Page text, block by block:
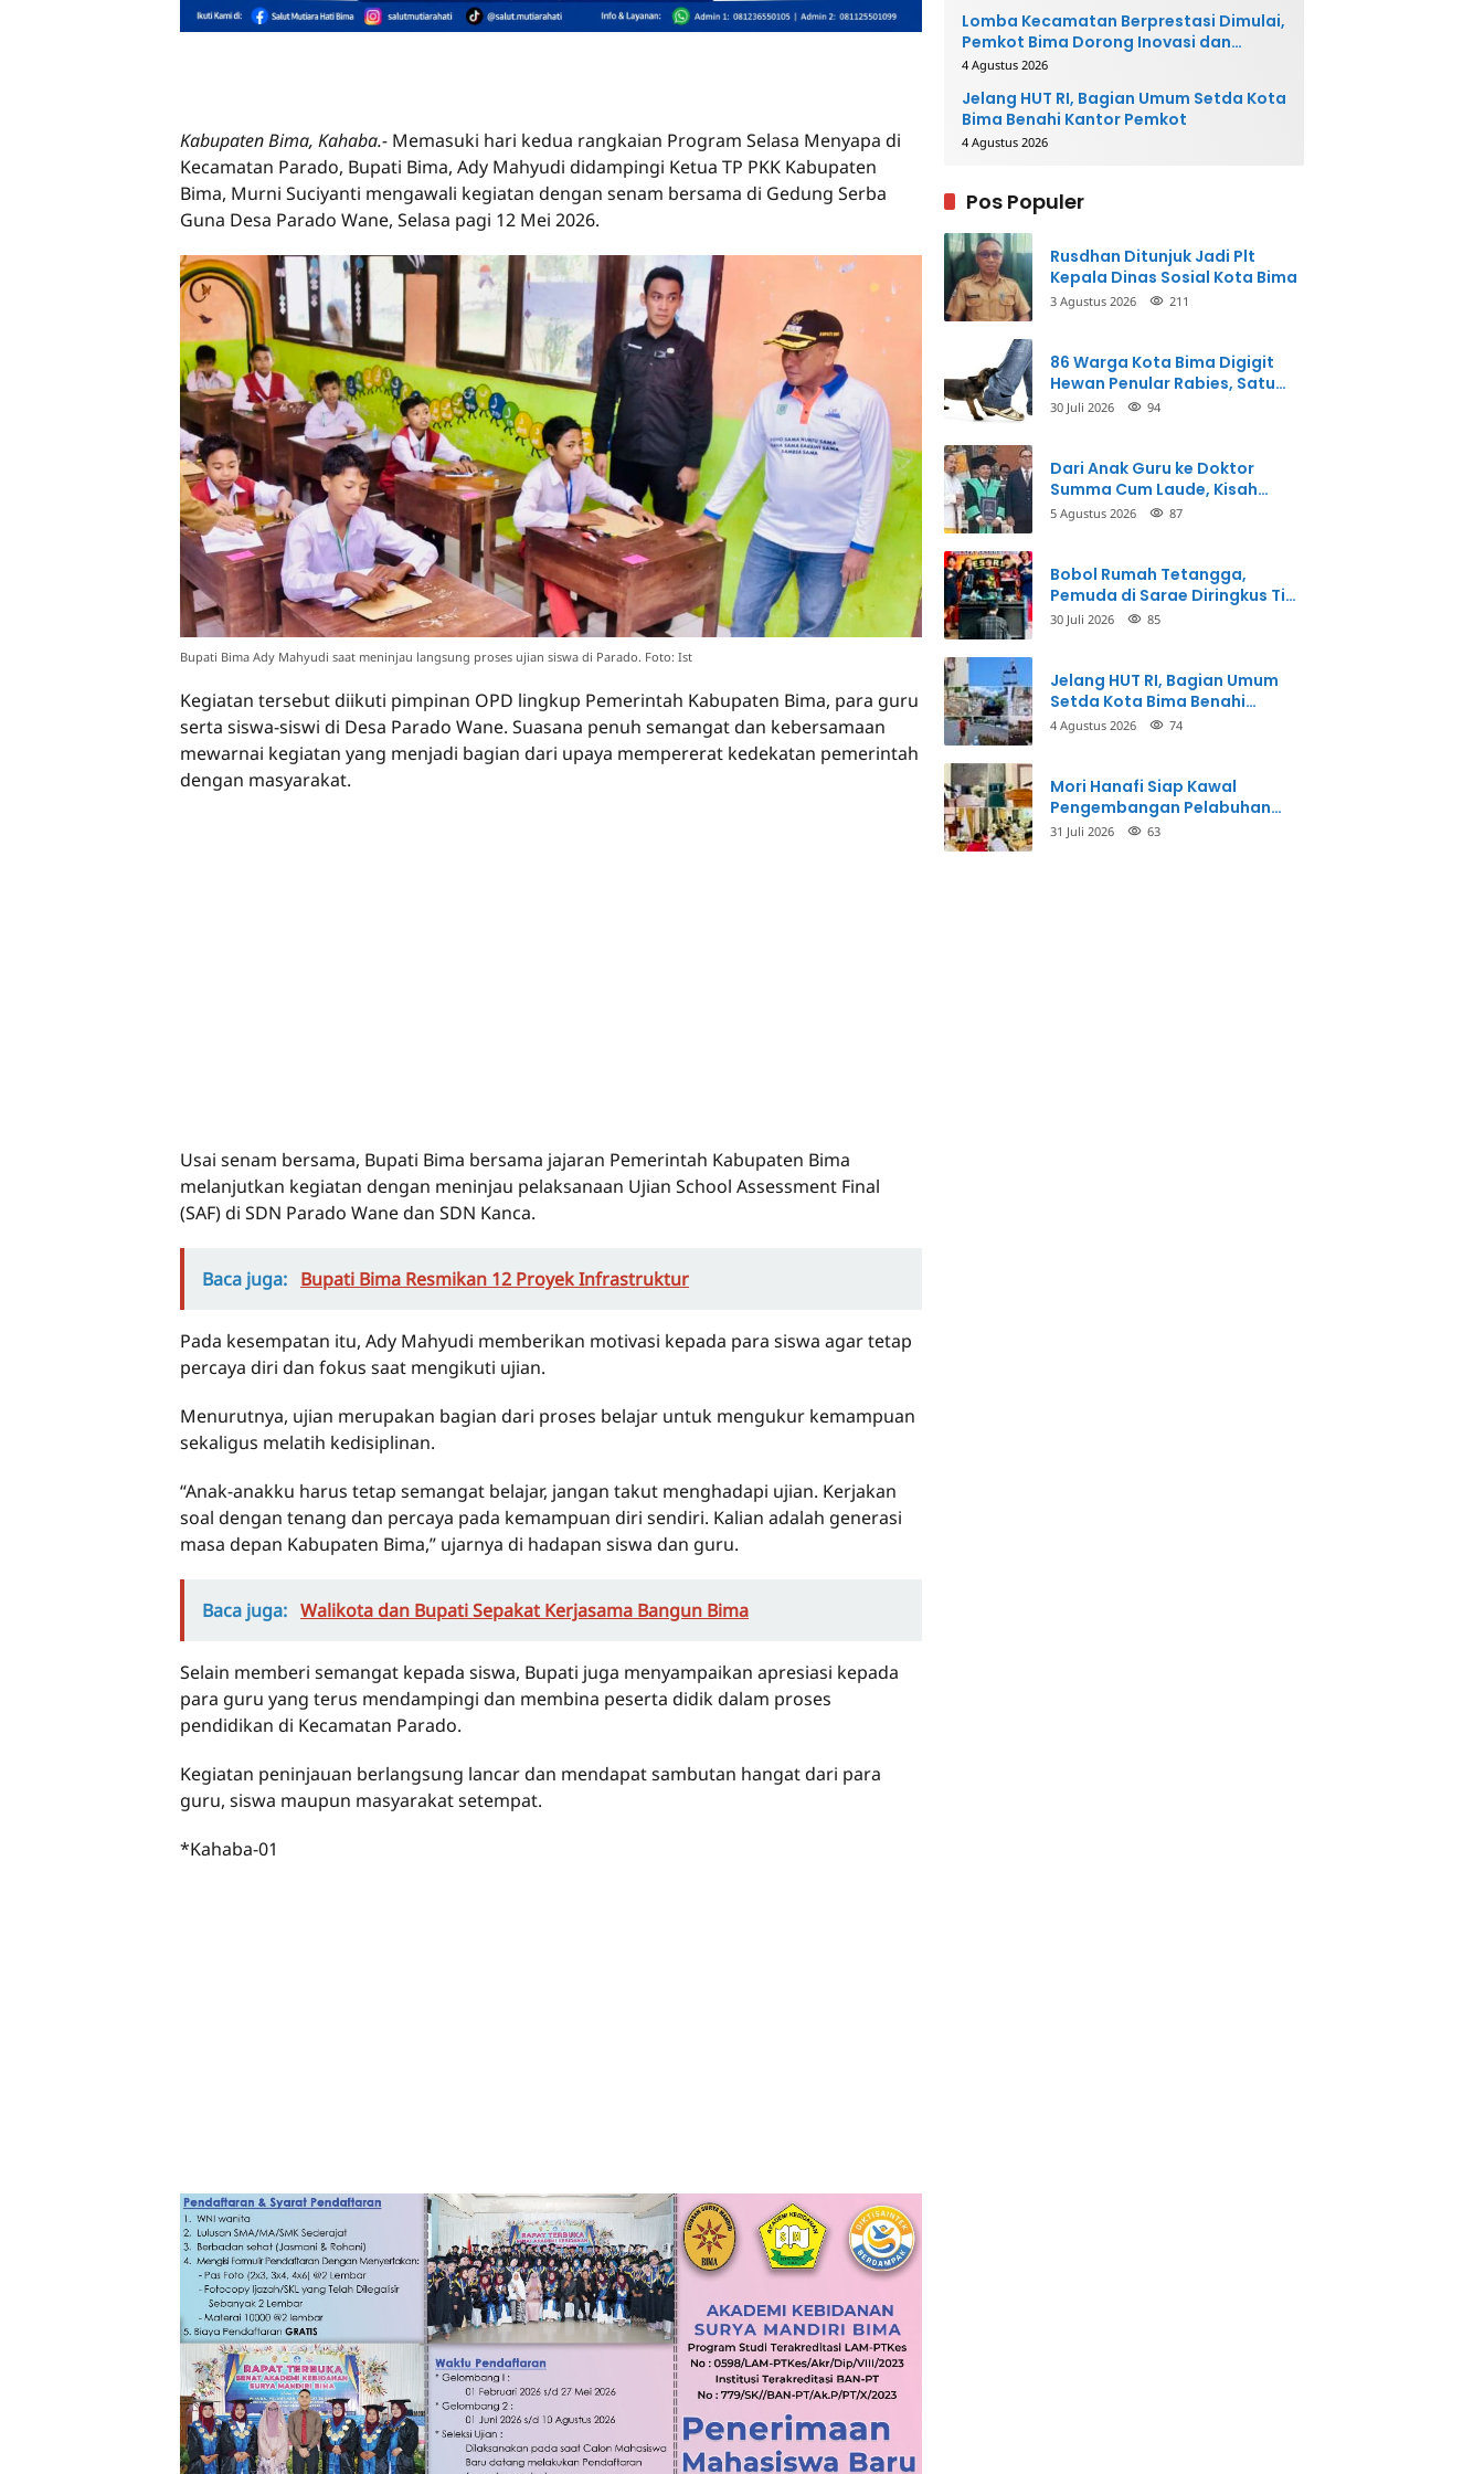
Kabupaten Bima, Kahaba.- Memasuki hari kedua rangkaian Program Selasa Menyapa di
Kecamatan Parado, Bupati Bima, Ady Mahyudi didampingi Ketua TP PKK Kabupaten
Bima, Murni Suciyanti mengawali kegiatan dengan senam bersama di Gedung Serba
Guna Desa Parado Wane, Selasa pagi 12 Mei 2026.
Bupati Bima Ady Mahyudi saat meninjau langsung proses ujian siswa di Parado. Foto: Ist
Kegiatan tersebut diikuti pimpinan OPD lingkup Pemerintah Kabupaten Bima, para guru
serta siswa-siswi di Desa Parado Wane. Suasana penuh semangat dan kebersamaan
mewarnai kegiatan yang menjadi bagian dari upaya mempererat kedekatan pemerintah
dengan masyarakat.
Usai senam bersama, Bupati Bima bersama jajaran Pemerintah Kabupaten Bima
melanjutkan kegiatan dengan meninjau pelaksanaan Ujian School Assessment Final
(SAF) di SDN Parado Wane dan SDN Kanca.
Baca juga: Bupati Bima Resmikan 12 Proyek Infrastruktur
Pada kesempatan itu, Ady Mahyudi memberikan motivasi kepada para siswa agar tetap
percaya diri dan fokus saat mengikuti ujian.
Menurutnya, ujian merupakan bagian dari proses belajar untuk mengukur kemampuan
sekaligus melatih kedisiplinan.
“Anak-anakku harus tetap semangat belajar, jangan takut menghadapi ujian. Kerjakan
soal dengan tenang dan percaya pada kemampuan diri sendiri. Kalian adalah generasi
masa depan Kabupaten Bima,” ujarnya di hadapan siswa dan guru.
Baca juga: Walikota dan Bupati Sepakat Kerjasama Bangun Bima
Selain memberi semangat kepada siswa, Bupati juga menyampaikan apresiasi kepada
para guru yang terus mendampingi dan membina peserta didik dalam proses
pendidikan di Kecamatan Parado.
Kegiatan peninjauan berlangsung lancar dan mendapat sambutan hangat dari para
guru, siswa maupun masyarakat setempat.
*Kahaba-01
Lomba Kecamatan Berprestasi Dimulai,
Pemkot Bima Dorong Inovasi dan
Pelayanan Cepat
4 Agustus 2026
Jelang HUT RI, Bagian Umum Setda Kota
Bima Benahi Kantor Pemkot
4 Agustus 2026
Pos Populer
Rusdhan Ditunjuk Jadi Plt
Kepala Dinas Sosial Kota Bima
3 Agustus 2026 211
86 Warga Kota Bima Digigit
Hewan Penular Rabies, Satu
Korban Meninggal Dunia
30 Juli 2026 94
Dari Anak Guru ke Doktor
Summa Cum Laude, Kisah
Taman Firdaus Menginspirasi
5 Agustus 2026 87
Bobol Rumah Tetangga,
Pemuda di Sarae Diringkus Tim
Opsnal Polsek Rasbar
30 Juli 2026 85
Jelang HUT RI, Bagian Umum
Setda Kota Bima Benahi
Kantor Pemkot
4 Agustus 2026 74
Mori Hanafi Siap Kawal
Pengembangan Pelabuhan
Bima, KSOP Usulkan Tambahan
31 Juli 2026 63